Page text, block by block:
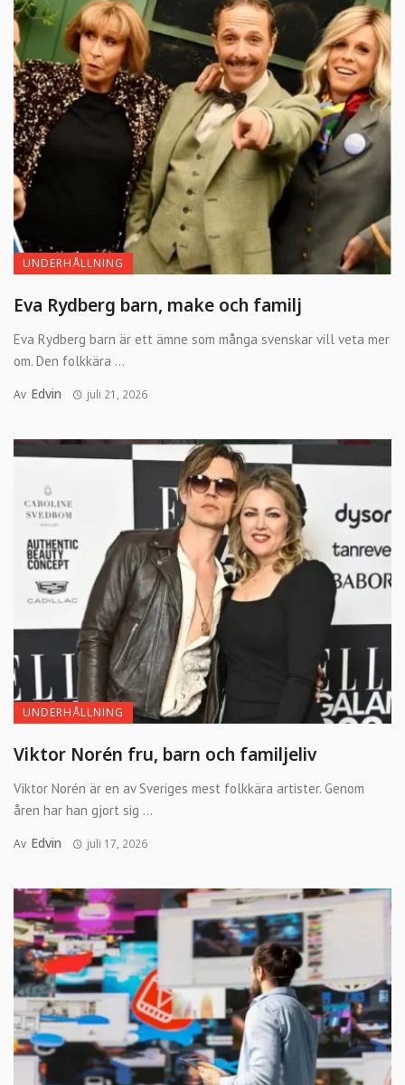
UNDERHÅLLNING
Eva Rydberg barn, make och familj
Eva Rydberg barn är ett ämne som många svenskar vill veta mer
om. Den folkkära ...
Av Edvin juli 21, 2026
UNDERHÅLLNING
Viktor Norén fru, barn och familjeliv
Viktor Norén är en av Sveriges mest folkkära artister. Genom
åren har han gjort sig ...
Av Edvin juli 17, 2026